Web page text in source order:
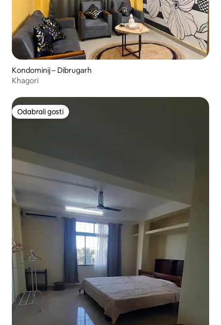
Kondominij – Dibrugarh
Khagori
Odabrali gosti
Odabrali gosti